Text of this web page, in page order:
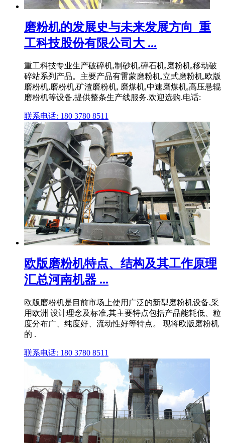
磨粉机的发展史与未来发展方向_重
工科技股份有限公司大 ...
重工科技专业生产破碎机,制砂机,碎石机,磨粉机,移动破
碎站系列产品。主要产品有雷蒙磨粉机,立式磨粉机,欧版
磨粉机,磨粉机,矿渣磨粉机, 磨煤机,中速磨煤机,高压悬辊
磨粉机等设备,提供整条生产线服务.欢迎选购.电话:
联系电话: 180 3780 8511
欧版磨粉机特点、结构及其工作原理
汇总河南机器 ...
欧版磨粉机是目前市场上使用广泛的新型磨粉机设备,采
用欧洲 设计理念及标准,其主要特点包括产品能耗低、粒
度分布广、纯度好、流动性好等特点。 现将欧版磨粉机
的 .
联系电话: 180 3780 8511